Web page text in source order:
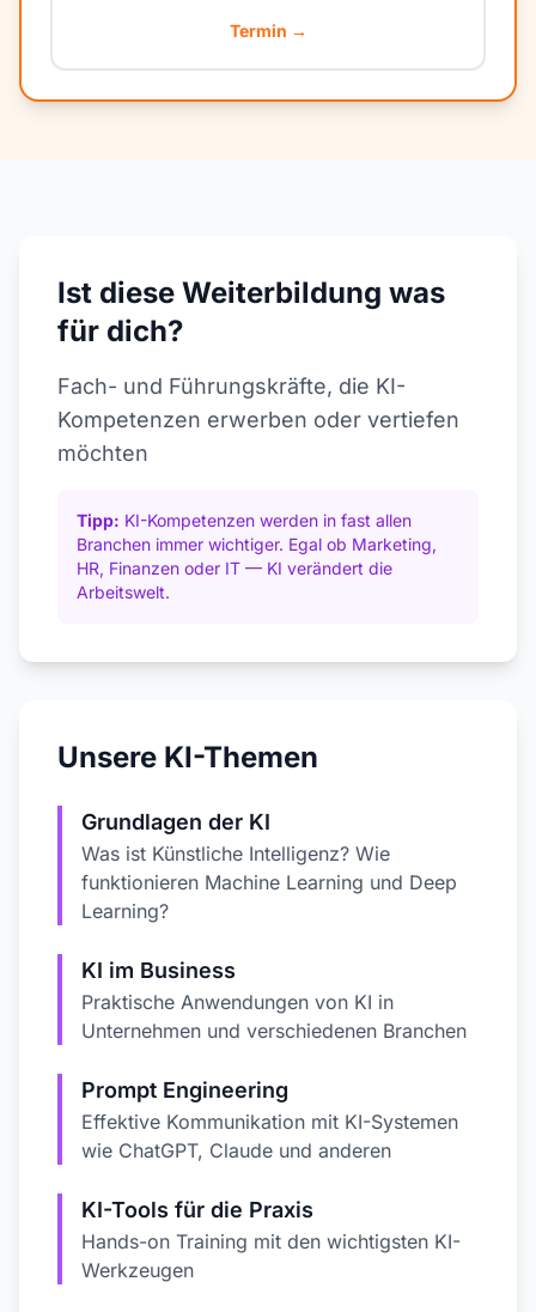
Termin →
Ist diese Weiterbildung was
für dich?
Fach- und Führungskräfte, die KI-
Kompetenzen erwerben oder vertiefen
möchten
Tipp: KI-Kompetenzen werden in fast allen
Branchen immer wichtiger. Egal ob Marketing,
HR, Finanzen oder IT — KI verändert die
Arbeitswelt.
Unsere KI-Themen
Grundlagen der KI
Was ist Künstliche Intelligenz? Wie
funktionieren Machine Learning und Deep
Learning?
KI im Business
Praktische Anwendungen von KI in
Unternehmen und verschiedenen Branchen
Prompt Engineering
Effektive Kommunikation mit KI-Systemen
wie ChatGPT, Claude und anderen
KI-Tools für die Praxis
Hands-on Training mit den wichtigsten KI-
Werkzeugen